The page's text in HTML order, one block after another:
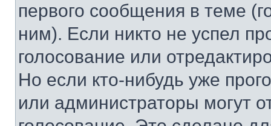
первого сообщения в теме
ним). Если никто не успел
голосование или
Но если кто-нибудь уже
или администраторы могут